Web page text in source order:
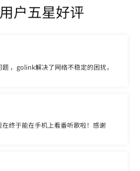
户五星好评
，golink解决了网络不稳定的困扰，
终于能在手机上看番听歌啦！感谢